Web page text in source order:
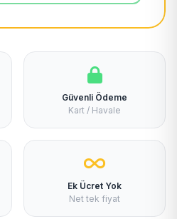
Güvenli Ödeme
Kart / Havale
Ek Ücret Yok
Net tek fiyat